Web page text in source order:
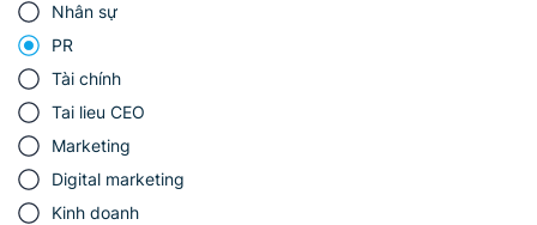
Nhân sự
PR
Tài chính
Tai lieu CEO
Marketing
Digital marketing
Kinh doanh